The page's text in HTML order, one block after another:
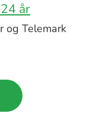
år
og Telemark